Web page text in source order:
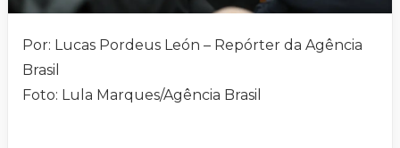
Por: Lucas Pordeus León – Repórter da Agência
Brasil
Foto: Lula Marques/Agência Brasil